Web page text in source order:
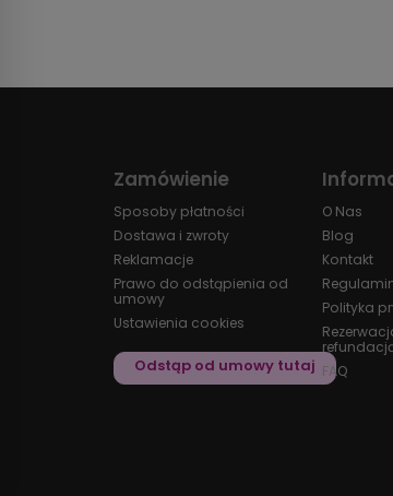
Zamówienie
Sposoby płatności
Dostawa i zwroty
Reklamacje
Prawo do odstąpienia od
umowy
Ustawienia cookies
O Nas
Blog
Kontakt
Polityka
FAQ